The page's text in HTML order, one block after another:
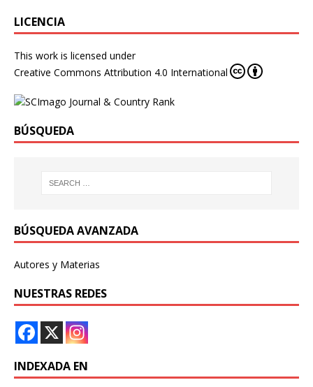
LICENCIA
This work is licensed under
Creative Commons Attribution 4.0 International
BÚSQUEDA
BÚSQUEDA AVANZADA
Autores y Materias
NUESTRAS REDES
INDEXADA EN